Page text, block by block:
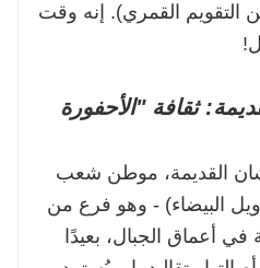
التقويم القمري). إنه وقت
ثقافة "الأحفورة
القديمة، موطن شعب
البيضاء) - وهو فرع من
في أعماق الجبال، بعيدًا